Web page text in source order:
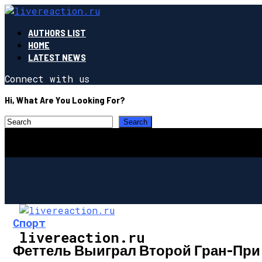
AUTHORS LIST
HOME
LATEST NEWS
Connect with us
Hi, What Are You Looking For?
livereaction.ru
Спорт
Феттель Выиграл Второй Гран-При